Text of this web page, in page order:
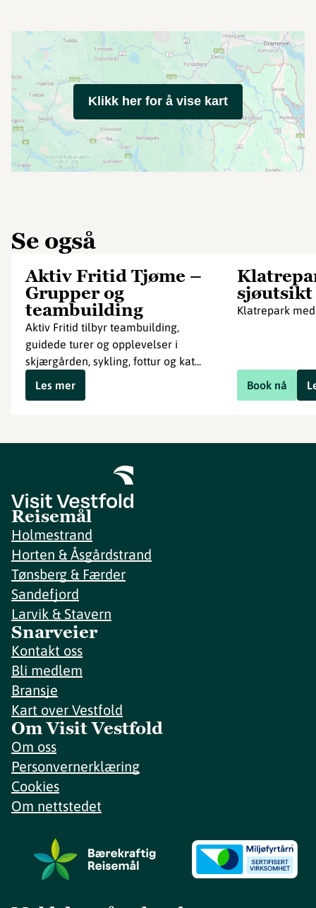
Klikk her for å vise kart
Se også
Aktiv Fritid Tjøme –
Grupper og
teambuilding
Aktiv Fritid tilbyr teambuilding,
guidede turer og opplevelser i
skjærgården, sykling, fottur og kat...
Les mer
sjøutsikt
Klatrepark
Book nå
Reisemål
Holmestrand
Horten & Åsgårdstrand
Tønsberg & Færder
Sandefjord
Larvik & Stavern
Snarveier
Kontakt oss
Bli medlem
Bransje
Kart over Vestfold
Om Visit Vestfold
Om oss
Personvernerklæring
Cookies
Om nettstedet